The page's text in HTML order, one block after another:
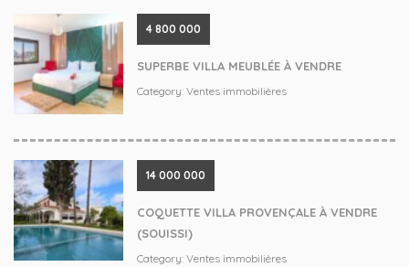
4 800 000
SUPERBE VILLA MEUBLÉE À VENDRE
Category: Ventes immobilières
‪14 000 000
COQUETTE VILLA PROVENÇALE À VENDRE
(SOUISSI)
Category: Ventes immobilières